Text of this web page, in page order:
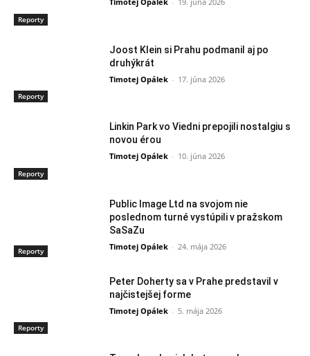
Reporty
Reporty
Joost Klein si Prahu podmanil aj po
druhýkrát
Timotej Opálek - 17. júna 2026
Reporty
Linkin Park vo Viedni prepojili nostalgiu s
novou érou
Timotej Opálek - 10. júna 2026
Reporty
Public Image Ltd na svojom nie
poslednom turné vystúpili v pražskom
SaSaZu
Timotej Opálek - 24. mája 2026
Reporty
Peter Doherty sa v Prahe predstavil v
najčistejšej forme
Timotej Opálek - 5. mája 2026